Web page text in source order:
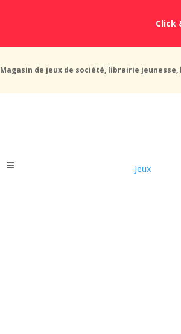
Click
Magasin de jeux de société, librairie
Jeux